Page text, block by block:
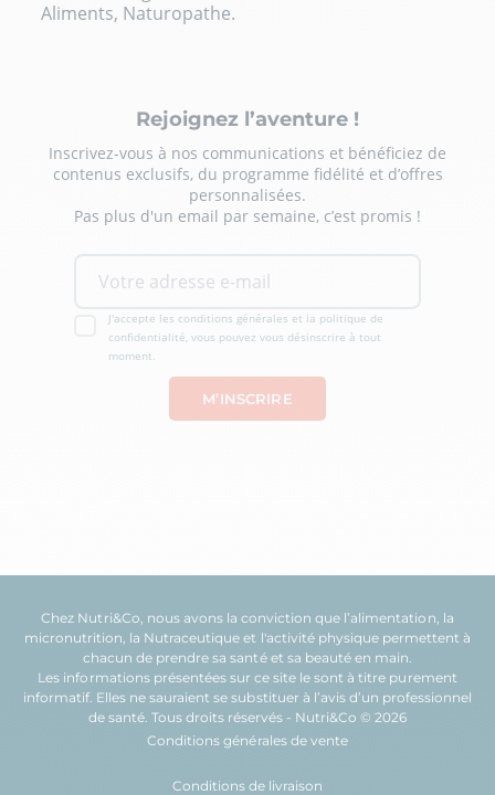
Aliments, Naturopathe.
Rejoignez l’aventure !
Inscrivez-vous à nos communications et bénéficiez de
contenus exclusifs, du programme fidélité et d’offres
personnalisées.
Pas plus d'un email par semaine, c’est promis !
J'accepte les conditions générales et la politique de
confidentialité, vous pouvez vous désinscrire à tout
moment.
Chez Nutri&Co, nous avons la conviction que l’alimentation, la
micronutrition, la Nutraceutique et l'activité physiquepermettent à
chacun de prendre sasantéet sa beautéen main.
Les informations présentées sur ce site le sont à titre purement
informatif. Elles ne sauraient se substituer à l’avis d’un professionnel
de santé. Tous droits réservés - Nutri&Co © 2026
Conditions générales de vente
Conditions de livraison